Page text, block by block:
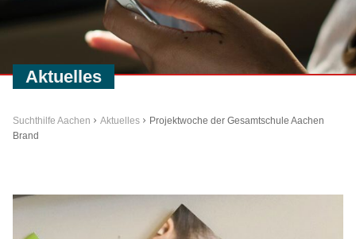
Aktuelles
Suchthilfe Aachen Aktuelles
Projektwoche der Gesamtschule Aachen
Brand